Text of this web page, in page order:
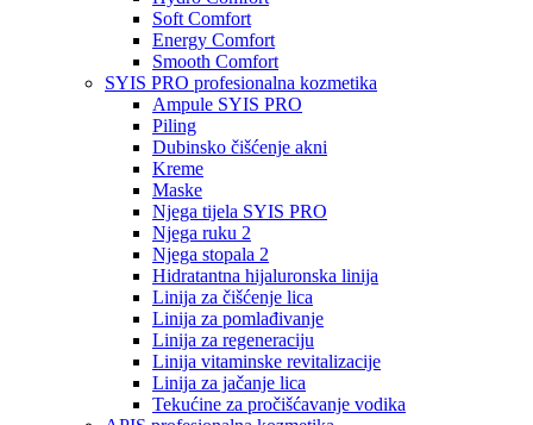
Soft Comfort
Energy Comfort
Smooth Comfort
SYIS PRO profesionalna kozmetika
Ampule SYIS PRO
Piling
Dubinsko čišćenje akni
Kreme
Maske
Njega tijela SYIS PRO
Njega ruku 2
Njega stopala 2
Hidratantna hijaluronska linija
Linija za čišćenje lica
Linija za pomlađivanje
Linija za regeneraciju
Linija vitaminske revitalizacije
Linija za jačanje lica
Tekućine za pročišćavanje vodika